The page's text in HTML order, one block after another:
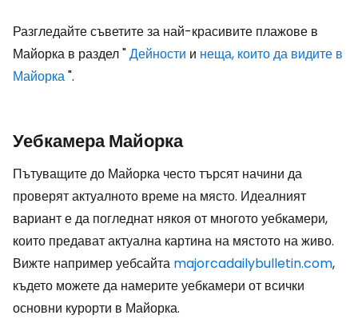
Разгледайте съветите за най-красивите плажове в
Майорка в раздел "Дейности и неща, които да видите в
Майорка".
Уебкамера Майорка
Пътуващите до Майорка често търсят начини да
проверят актуалното време на място. Идеалният
вариант е да погледнат някоя от многото уебкамери,
които предават актуална картина на мястото на живо.
Вижте например уебсайта majorcadailybulletin.com,
където можете да намерите уебкамери от всички
основни курорти в Майорка.